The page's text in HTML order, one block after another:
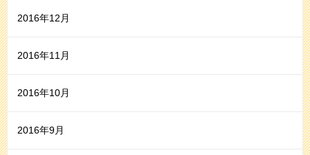
2016年12月
2016年11月
2016年10月
2016年9月